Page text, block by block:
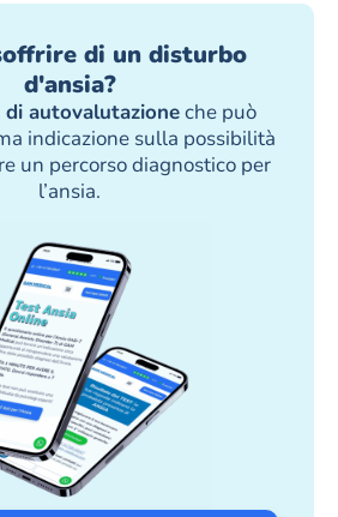
di un disturbo
d'ansia?
autovalutazioneche può
indicazione sulla possibilità
un percorso diagnostico per
l’ansia.